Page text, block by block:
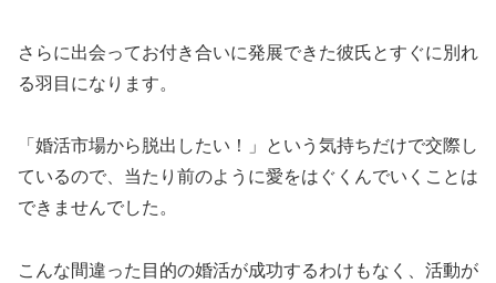
さらに出会ってお付き合いに発展できた彼氏とすぐに別れ
る羽目になります。
「婚活市場から脱出したい！」という気持ちだけで交際し
ているので、当たり前のように愛をはぐくんでいくことは
できませんでした。
こんな間違った目的の婚活が成功するわけもなく、活動が